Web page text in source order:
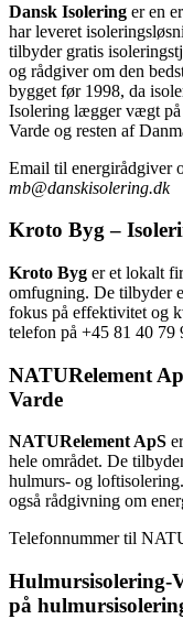
Dansk Isolering er en
har leveret
tilbyder gratis
og rådgiver om den
bygget før 1998, da
Isolering lægger vægt
Varde og resten af
Email til energirådgiver
mb@danskisolering.dk
Kroto Byg –
Kroto Byg er et lokalt
omfugning. De tilbyder
fokus på effektivitet og
telefon på +45 81 40
NATURelement
Varde
NATURelement ApS
hele området. De
hulmurs- og
også rådgivning om
Telefonnummer til
Hulmursisolering-
på